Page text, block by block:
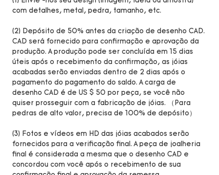
com detalhes, metal, pedra, tamanho, etc.
(2) Depósito de 50% antes da criação de desenho CAD.
CAD será fornecido para confirmação e aprovação da
produção. A produção pode ser concluída em 15 dias
úteis após o recebimento da confirmação, as jóias
acabadas serão enviadas dentro de 2 dias após o
pagamento do pagamento do saldo. A carga de
desenho CAD é de US $ 50 por peça, se você não
quiser prosseguir com a fabricação de jóias. （Para
pedras de alto valor, precisa de 100% de depósito）
(3) Fotos e vídeos em HD das jóias acabados serão
fornecidos para a verificação final. A peça de joalheria
final é considerada a mesma que o desenho CAD e
concordou com você após o recebimento de sua